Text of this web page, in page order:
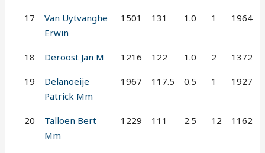
17
Van Uytvanghe
Erwin
1501 131 1.0 1 1964
18 Deroost Jan M 1216 122 1.0 2 1372
19
Delanoeije
Patrick Mm
1967 117.5 0.5 1 1927
20
Talloen Bert
Mm
1229 111 2.5 12 1162